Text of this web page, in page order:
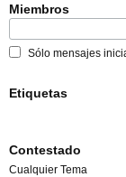
Miembros
Sólo mensajes
Etiquetas
Contestado
Cualquier Tema